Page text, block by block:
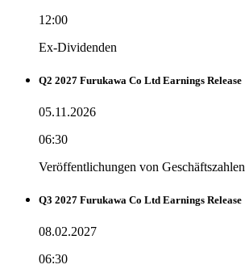
12:00
Ex-Dividenden
Q2 2027 Furukawa Co Ltd Earnings Release
05.11.2026
06:30
Veröffentlichungen von Geschäftszahlen
Q3 2027 Furukawa Co Ltd Earnings Release
08.02.2027
06:30